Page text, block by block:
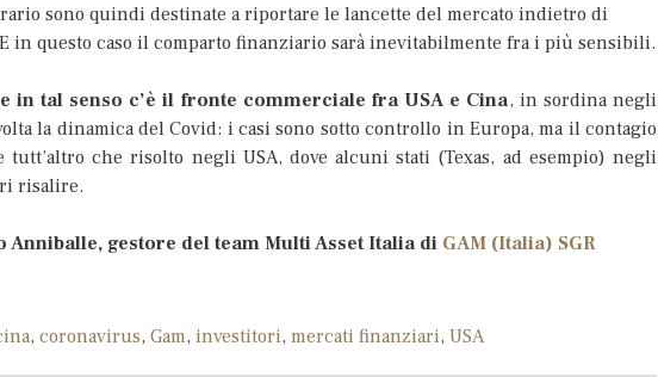
sono quindi destinate a riportare le lancette del mercato indietro di
in questo caso il comparto finanziario sarà inevitabilmente fra i più sensibili.
tal senso c’è il fronte commerciale fra USA e Cina, in sordina negli
la dinamica del Covid: i casi sono sotto controllo in Europa, ma il contagio
tutt’altro che risolto negli USA, dove alcuni stati (Texas, ad esempio) negli
risalire.
Anniballe, gestore del team Multi Asset Italia di GAM (Italia) SGR
, coronavirus, Gam, investitori, mercati finanziari, USA